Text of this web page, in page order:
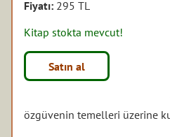
Fiyatı: 295 TL
Kitap stokta mevcut!
Satın al
özgüvenin temelleri üzerine